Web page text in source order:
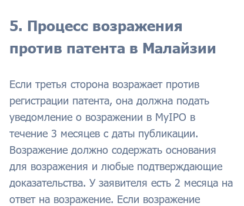
5. Процесс возражения
против патента в Малайзии
Если третья сторона возражает против
регистрации патента, она должна подать
уведомление о возражении в MyIPO в
течение 3 месяцев с даты публикации.
Возражение должно содержать основания
для возражения и любые подтверждающие
доказательства. У заявителя есть 2 месяца на
ответ на возражение. Если возражение